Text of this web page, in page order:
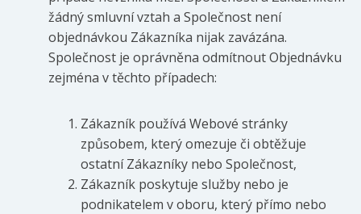
žádný smluvní vztah a Společnost není
objednávkou Zákazníka nijak zavázána.
Společnost je oprávněna odmítnout Objednávku
zejména v těchto případech:
Zákazník používá Webové stránky
způsobem, který omezuje či obtěžuje
ostatní Zákazníky nebo Společnost,
Zákazník poskytuje služby nebo je
podnikatelem v oboru, který přímo nebo